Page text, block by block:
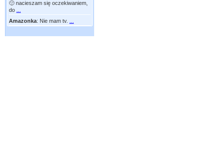
🙂 nacieszam się oczekiwaniem,
do
Amazonka: Nie mam tv.